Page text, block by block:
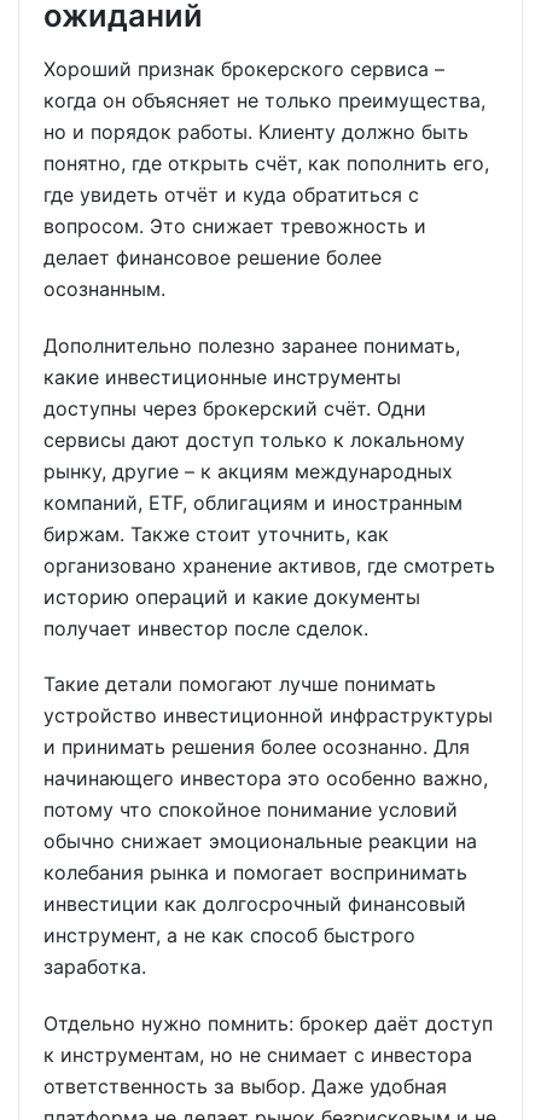
ожиданий
Хороший признак брокерского сервиса –
когда он объясняет не только преимущества,
но и порядок работы. Клиенту должно быть
понятно, где открыть счёт, как пополнить его,
где увидеть отчёт и куда обратиться с
вопросом. Это снижает тревожность и
делает финансовое решение более
осознанным.
Дополнительно полезно заранее понимать,
какие инвестиционные инструменты
доступны через брокерский счёт. Одни
сервисы дают доступ только к локальному
рынку, другие – к акциям международных
компаний, ETF, облигациям и иностранным
биржам. Также стоит уточнить, как
организовано хранение активов, где смотреть
историю операций и какие документы
получает инвестор после сделок.
Такие детали помогают лучше понимать
устройство инвестиционной инфраструктуры
и принимать решения более осознанно. Для
начинающего инвестора это особенно важно,
потому что спокойное понимание условий
обычно снижает эмоциональные реакции на
колебания рынка и помогает воспринимать
инвестиции как долгосрочный финансовый
инструмент, а не как способ быстрого
заработка.
Отдельно нужно помнить: брокер даёт доступ
к инструментам, но не снимает с инвестора
ответственность за выбор. Даже удобная